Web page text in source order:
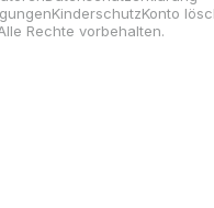
KinderschutzKonto
Rechte vorbehalten.